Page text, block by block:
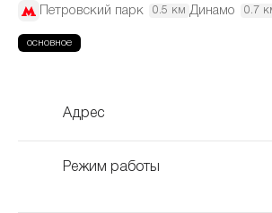
Петровский парк 0.5 км Динамо 0.7
Адрес
Режим работы